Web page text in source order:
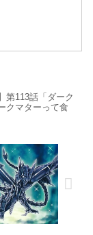
第113話「ダーク
クマターって食